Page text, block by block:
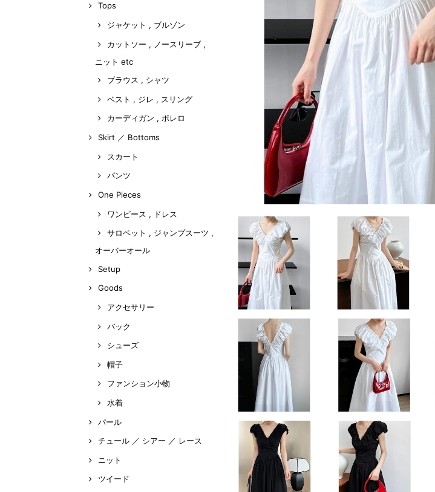
Tops
ジャケット , ブルゾン
カットソー , ノースリーブ ,
ニット etc
ブラウス , シャツ
ベスト , ジレ , スリング
カーディガン , ボレロ
Skirt ／ Bottoms
スカート
パンツ
One Pieces
ワンピース , ドレス
サロペット , ジャンプスーツ ,
オーバーオール
Setup
Goods
アクセサリー
バック
シューズ
帽子
ファンション小物
水着
パール
チュール ／ シアー ／ レース
ニット
ツイード